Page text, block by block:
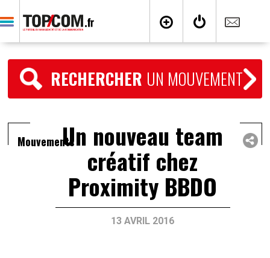
RECHERCHER UN MOUVEMENT
MouvementsUn nouveau team
créatif chez
Proximity BBDO
13 AVRIL 2016